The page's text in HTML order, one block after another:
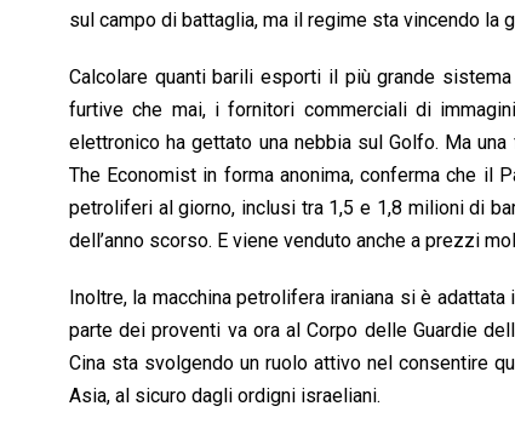
sul campo di battaglia, ma il regime sta vincendo la
Calcolare quanti barili esporti il più grande
furtive che mai, i fornitori commerciali di
elettronico ha gettato una nebbia sul Golfo. Ma
The Economist in forma anonima, conferma che il
petroliferi al giorno, inclusi tra 1,5 e 1,8 milioni di
dell’anno scorso. E viene venduto anche a prezzi
Inoltre, la macchina petrolifera iraniana si è
parte dei proventi va ora al Corpo delle Guardie
Cina sta svolgendo un ruolo attivo nel consentire
Asia, al sicuro dagli ordigni israeliani.